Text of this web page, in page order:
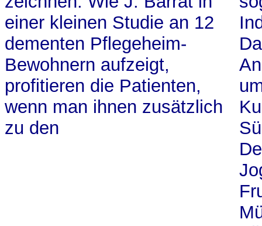
einer kleinen Studie an 12
dementen Pflegeheim-
Bewohnern aufzeigt,
profitieren die Patienten,
wenn man ihnen zusätzlich
zu den